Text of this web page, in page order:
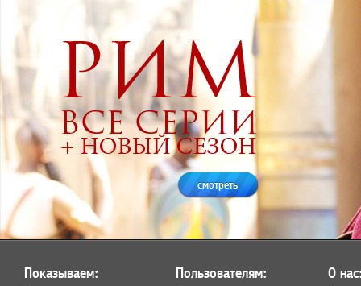
смотреть
Показываем: Пользователям: О